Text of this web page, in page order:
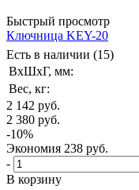
Быстрый просмотр
Ключница KEY-20
Есть в наличии (15)
ВxШxГ, мм:
Вес, кг:
2 142 руб.
2 380 руб.
-10%
Экономия 238 руб.
-
В корзину